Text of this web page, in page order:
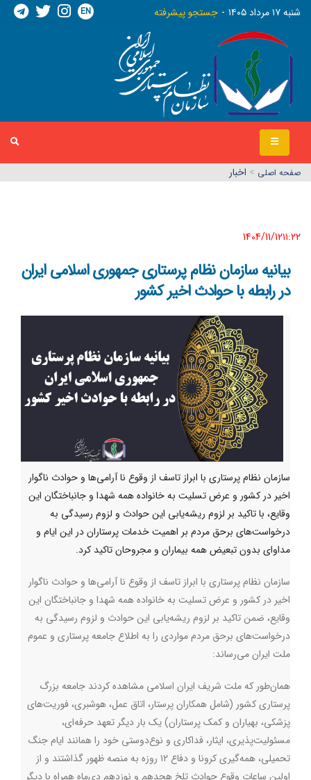
شنبه ١٧ مرداد ١٤٠٥ جستجو پیشرفته EN
صفحه اصلي > اخبار
1404/11/12١١:٢٢
بیانیه سازمان نظام پرستاری جمهوری اسلامی ایران
در رابطه با حوادث اخیر کشور
سازمان نظام پرستاری با ابراز تاسف از وقوع نا آرامی‌ها و حوادث ناگوار
اخیر در کشور و عرض تسلیت به خانواده همه شهدا و جانباختگان این
وقایع، با تاکید بر لزوم ریشه‌یابی این حوادث و لزوم رسیدگی به
درخواست‌های برحق مردم بر اهمیت خدمات پرستاران در این ایام و
مداوای بدون تبعیض همه بیماران و مجروحان تاکید کرد.
سازمان نظام پرستاری با ابراز تاسف از وقوع نا آرامی‌ها و حوادث ناگوار
اخیر در کشور و عرض تسلیت به خانواده همه شهدا و جانباختگان این
وقایع، ضمن تاکید بر لزوم ریشه‌یابی این حوادث و لزوم رسیدگی به
درخواست‌های برحق مردم مواردی را به اطلاع جامعه پرستاری و عموم
ملت ایران می‌رساند:
همان‌طور که ملت شریف ایران اسلامی مشاهده کردند جامعه بزرگ
پرستاری کشور (شامل همکاران پرستار، اتاق عمل، هوشبری، فوریت‌های
پزشکی، بهیاران و کمک پرستاران) یک بار دیگر تعهد حرفه‌ای،
مسئولیت‌پذیری، ایثار، فداکاری و نوع‌دوستی خود را همانند ایام جنگ
تحمیلی، همه‌گیری کرونا و دفاع ۱۲ روزه به منصه ظهور گذاشتند و از
اولین ساعات وقوع حوادث تلخ هجدهم و نوزدهم دی‌ماه همراه با دیگر